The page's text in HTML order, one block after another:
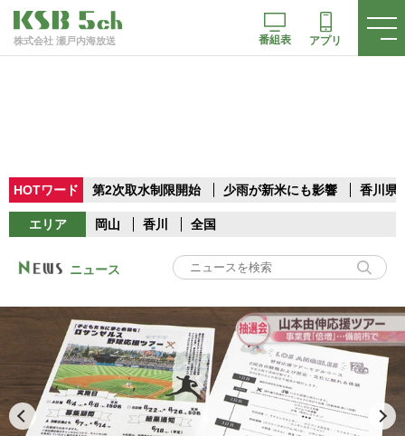
株式会社 瀬戸内海放送 番組表 アプリ
HOTワード 第2次取水制限開始 少雨が新米にも影響 香川県
エリア 岡山 香川 全国
ニュース